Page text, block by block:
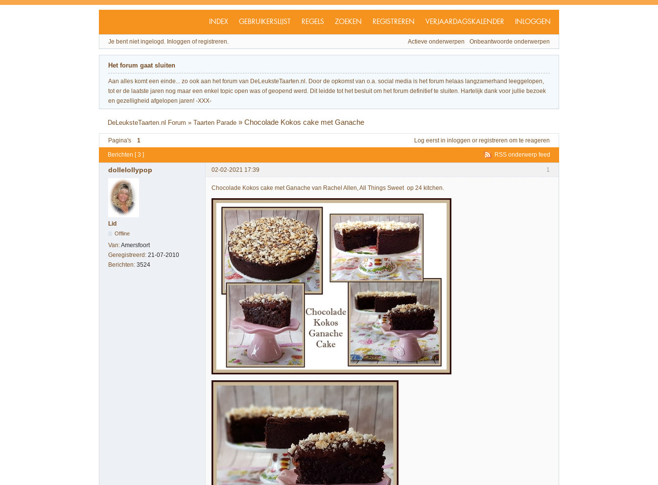
INDEX GEBRUIKERSLIJST REGELS ZOEKEN REGISTREREN VERJAARDAGSKALENDER INLOGGEN
Je bent niet ingelogd. Inloggen of registreren. Actieve onderwerpen Onbeantwoorde onderwerpen
Het forum gaat sluiten
Aan alles komt een einde... zo ook aan het forum van DeLeuksteTaarten.nl. Door de opkomst van o.a. social media is het forum helaas langzamerhand leeggelopen,
tot er de laatste jaren nog maar een enkel topic open was of geopend werd. Dit leidde tot het besluit om het forum definitief te sluiten. Hartelijk dank voor jullie bezoek
en gezelligheid afgelopen jaren! -XXX-
DeLeuksteTaarten.nl Forum »Taarten Parade »Chocolade Kokos cake met Ganache
Pagina's 1 Log eerst in inloggen or registreren om te reageren
RSS onderwerp feed
Berichten [ 3 ]
1
dollelollypop 02-02-2021 17:39
Lid
Offline
Van:Amersfoort
Geregistreerd: 21-07-2010
Berichten: 3524
Chocolade Kokos cake met Ganache van Rachel Allen, All Things Sweet op 24 kitchen.